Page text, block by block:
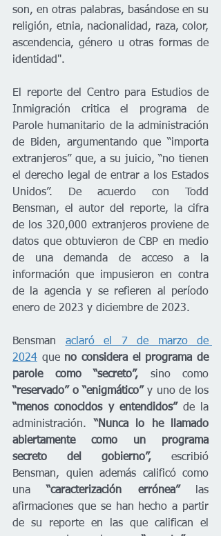
son, en otras palabras, basándose en su
religión, etnia, nacionalidad, raza, color,
ascendencia, género u otras formas de
identidad".
El reporte del Centro para Estudios de
Inmigración critica el programa de
Parole humanitario de la administración
de Biden, argumentando que “importa
extranjeros” que, a su juicio, “no tienen
el derecho legal de entrar a los Estados
Unidos”. De acuerdo con Todd
Bensman, el autor del reporte, la cifra
de los 320,000 extranjeros proviene de
datos que obtuvieron de CBP en medio
de una demanda de acceso a la
información que impusieron en contra
de la agencia y se refieren al período
enero de 2023 y diciembre de 2023.
Bensman aclaró el 7 de marzo de
2024 que no considera el programa de
parole como “secreto”, sino como
“reservado” o “enigmático” y uno de los
“menos conocidos y entendidos” de la
administración. “Nunca lo he llamado
abiertamente como un programa
secreto del gobierno”, escribió
Bensman, quien además calificó como
una “caracterización errónea” las
afirmaciones que se han hecho a partir
de su reporte en las que califican el